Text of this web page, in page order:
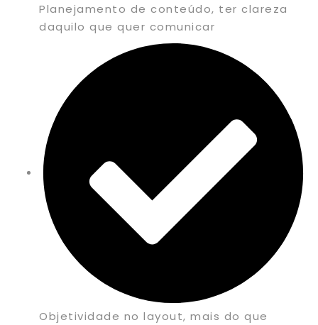
Planejamento de conteúdo, ter clareza
daquilo que quer comunicar
Objetividade no layout, mais do que